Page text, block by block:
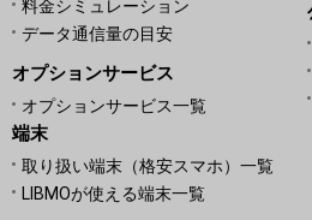
料金シミュレーション
データ通信量の目安
オプションサービス
オプションサービス一覧
端末
取り扱い端末（格安スマホ）一覧
LIBMOが使える端末一覧